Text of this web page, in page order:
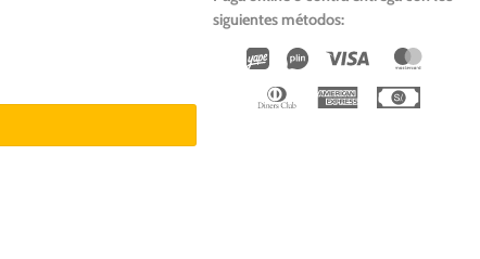
siguientes métodos:
Wirecard
Vipps Visa
Dinners
American